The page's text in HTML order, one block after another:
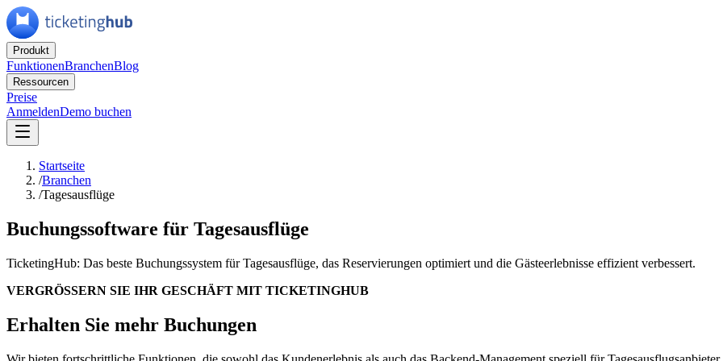
Produkt
FunktionenBranchenBlog
Ressourcen
Preise
AnmeldenDemo buchen
Startseite
/Branchen
/Tagesausflüge
Buchungssoftware für Tagesausflüge
TicketingHub: Das beste Buchungssystem für Tagesausflüge, das Reservierungen optimiert und die Gästeerlebnisse effizient verbessert.
VERGRÖSSERN SIE IHR GESCHÄFT MIT TICKETINGHUB
Erhalten Sie mehr Buchungen